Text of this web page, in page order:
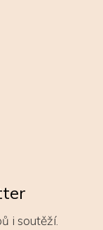
i soutěží.